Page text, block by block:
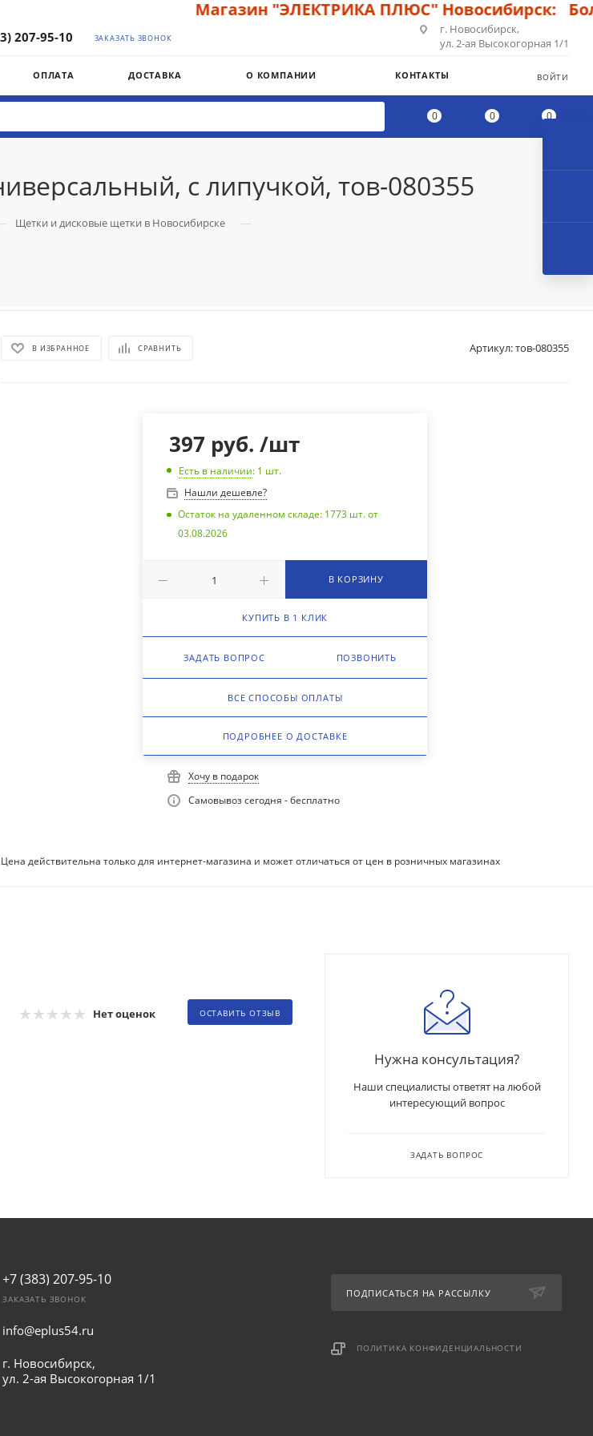
Магазин "ЭЛЕКТРИКА ПЛЮС" Новосибирск:
207-95-10 ЗАКАЗАТЬ ЗВОНОК
г. Новосибирск,
ул. 2-ая Высокогорная 1/1
ОПЛАТА ДОСТАВКА О КОМПАНИИ КОНТАКТЫ ВОЙТИ
0 0 0
с липучкой, тов-080355
Щетки и дисковые щетки в Новосибирске —
В ИЗБРАННОЕ СРАВНИТЬ Артикул:тов-080355
397 руб. /шт
Есть в наличии: 1 шт.
Нашли дешевле?
Остаток на удаленном складе: 1773 шт. от
03.08.2026
В КОРЗИНУ
КУПИТЬ В 1 КЛИК
ЗАДАТЬ ВОПРОС ПОЗВОНИТЬ
ВСЕ СПОСОБЫ ОПЛАТЫ
ПОДРОБНЕЕ О ДОСТАВКЕ
Хочу в подарок
Самовывоз сегодня - бесплатно
Цена действительна только для интернет-магазина и может отличаться от цен в розничных магазинах
Нет оценок ОСТАВИТЬ ОТЗЫВ
Нужна консультация?
Наши специалисты ответят на любой
интересующий вопрос
ЗАДАТЬ ВОПРОС
+7 (383) 207-95-10
ЗАКАЗАТЬ ЗВОНОК
info@eplus54.ru
г. Новосибирск,
ул. 2-ая Высокогорная 1/1
ПОДПИСАТЬСЯ НА РАССЫЛКУ
ПОЛИТИКА КОНФИДЕНЦИАЛЬНОСТИ